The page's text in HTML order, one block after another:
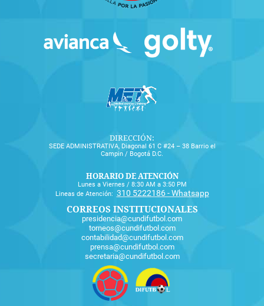
DIRECCIÓN:
SEDE ADMINISTRATIVA, Diagonal 61 C #24 – 38 Barrio el
Campin / Bogotá D.C.
HORARIO DE ATENCIÓN
Lunes a Viernes / 8:30 AM a 3:50 PM
Lineas de Atención: 310 5222186 - Whatsapp
CORREOS INSTITUCIONALES
presidencia@cundifutbol.com
torneos@cundifutbol.com
contabilidad@cundifutbol.com
prensa@cundifutbol.com
secretaria@cundifutbol.com